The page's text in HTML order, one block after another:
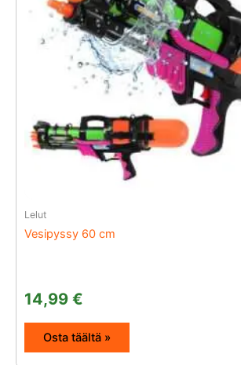
Lelut
Vesipyssy 60 cm
14,99 €
Osta täältä »